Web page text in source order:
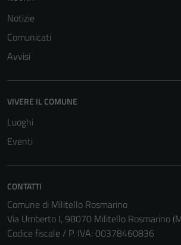
Notizie
Comunicati
Avvisi
VIVERE IL COMUNE
Luoghi
Eventi
CONTATTI
Comune di Militello Rosmarino
Via Umberto I, 98070 Militello Rosmarino
Codice fiscale / P. IVA: 00378460836